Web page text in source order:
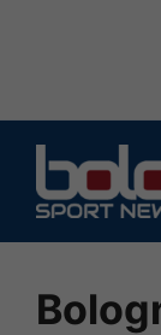
contenuto